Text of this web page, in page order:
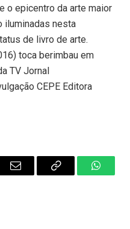
o epicentro da arte maior
iluminadas nesta
de livro de arte.
toca berimbau em
TV Jornal
CEPE Editora
Email
Copy